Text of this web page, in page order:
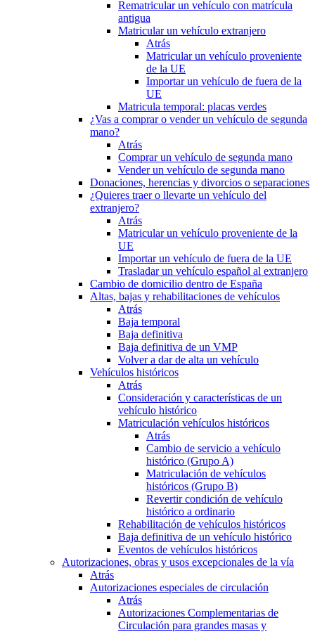
Rematricular un vehículo con matrícula
antigua
Matricular un vehículo extranjero
Atrás
Matricular un vehículo proveniente
de la UE
Importar un vehículo de fuera de la
UE
Matricula temporal: placas verdes
¿Vas a comprar o vender un vehículo de segunda
mano?
Atrás
Comprar un vehículo de segunda mano
Vender un vehículo de segunda mano
Donaciones, herencias y divorcios o separaciones
¿Quieres traer o llevarte un vehículo del
extranjero?
Atrás
Matricular un vehículo proveniente de la
UE
Importar un vehículo de fuera de la UE
Trasladar un vehículo español al extranjero
Cambio de domicilio dentro de España
Altas, bajas y rehabilitaciones de vehículos
Atrás
Baja temporal
Baja definitiva
Baja definitiva de un VMP
Volver a dar de alta un vehículo
Vehículos históricos
Atrás
Consideración y características de un
vehículo histórico
Matriculación vehículos históricos
Atrás
Cambio de servicio a vehículo
histórico (Grupo A)
Matriculación de vehículos
históricos (Grupo B)
Revertir condición de vehículo
histórico a ordinario
Rehabilitación de vehículos históricos
Baja definitiva de un vehículo histórico
Eventos de vehículos históricos
Autorizaciones, obras y usos excepcionales de la vía
Atrás
Autorizaciones especiales de circulación
Atrás
Autorizaciones Complementarias de
Circulación para grandes masas y